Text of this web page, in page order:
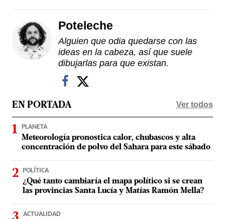
Poteleche
Alguien que odia quedarse con las
ideas en la cabeza, así que suele
dibujarlas para que existan.
EN PORTADA Ver todos
PLANETA
Meteorología pronostica calor, chubascos y alta
concentración de polvo del Sahara para este sábado
POLÍTICA
¿Qué tanto cambiaría el mapa político si se crean
las provincias Santa Lucía y Matías Ramón Mella?
ACTUALIDAD